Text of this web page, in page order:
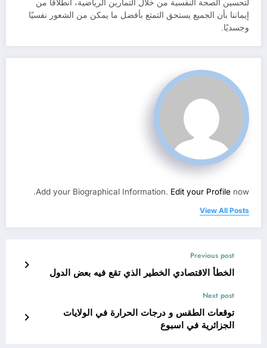
لتحسين الصحة النفسية من خلال التمارين الرياضية، انطلاقًا من
إيماننا بأن الجميع يستحق التمتع بأفضل ما يمكن من الشعور نفسيًا
وجسديًا.
Add your Biographical Information. Edit your Profile now.
View All Posts
Previous post
الخطأ الاقتصادي الخطير الذي تقع فيه بعض الدول
Next post
توقعات الطقس و درجات الحرارة في الولايات
الجزائرية في اسبوع